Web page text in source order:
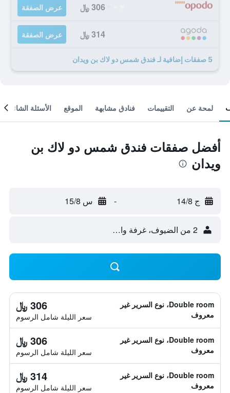
306 ﷼ عرض الصفقة
314 ﷼ عرض الصفقة
5 صفقات إضافية لـ فندق شمس دو لاك بن ويدان
لمحة عن التقييمات فنادق مشابهة الموقع الأسئلة الشائعة
أفضل صفقات فندق شمس دو لاك بن
ويدان
ج 14/8 - س 15/8
2 من الضيوف، غرفة واحدة
Double room، نوع السرير غير
معروف
306 ﷼
سعر الليلة شامل الرسوم
Double room، نوع السرير غير
معروف
306 ﷼
سعر الليلة شامل الرسوم
Double room، نوع السرير غير
معروف
314 ﷼
سعر الليلة شامل الرسوم